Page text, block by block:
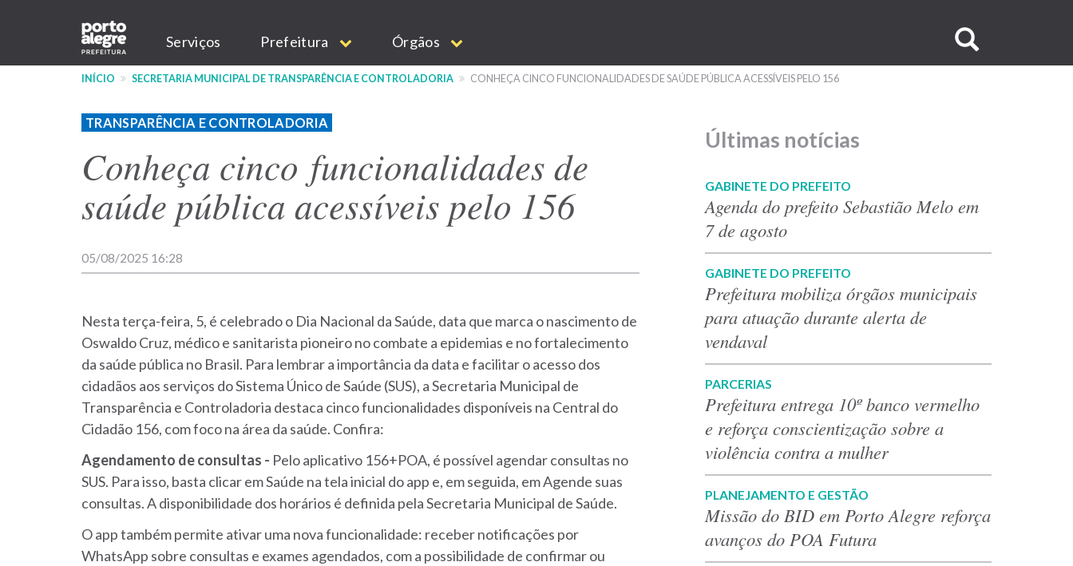
conteúdo
Main
navigation
Serviços Prefeitura Órgãos
no
INÍCIO SECRETARIA MUNICIPAL DE TRANSPARÊNCIA E CONTROLADORIA CONHEÇA CINCO FUNCIONALIDADES DE SAÚDE PÚBLICA ACESSÍVEIS PELO 156
TRANSPARÊNCIA E CONTROLADORIA
Conheça cinco funcionalidades de
saúde pública acessíveis pelo 156
05/08/2025 16:28
Nesta terça-feira, 5, é celebrado o Dia Nacional da Saúde, data que marca o nascimento de
Oswaldo Cruz, médico e sanitarista pioneiro no combate a epidemias e no fortalecimento
da saúde pública no Brasil. Para lembrar a importância da data e facilitar o acesso dos
cidadãos aos serviços do Sistema Único de Saúde (SUS), a Secretaria Municipal de
Transparência e Controladoria destaca cinco funcionalidades disponíveis na Central do
Cidadão 156, com foco na área da saúde. Confira:
Agendamento de consultas - Pelo aplicativo 156+POA, é possível agendar consultas no
SUS. Para isso, basta clicar em Saúde na tela inicial do app e, em seguida, em Agende suas
consultas. A disponibilidade dos horários é definida pela Secretaria Municipal de Saúde.
O app também permite ativar uma nova funcionalidade: receber notificações por
WhatsApp sobre consultas e exames agendados, com a possibilidade de confirmar ou
Últimas notícias
GABINETE DO PREFEITO
Agenda do prefeito Sebastião Melo em
7 de agosto
GABINETE DO PREFEITO
Prefeitura mobiliza órgãos municipais
para atuação durante alerta de
vendaval
PARCERIAS
Prefeitura entrega 10º banco vermelho
e reforça conscientização sobre a
violência contra a mulher
PLANEJAMENTO E GESTÃO
Missão do BID em Porto Alegre reforça
avanços do POA Futura